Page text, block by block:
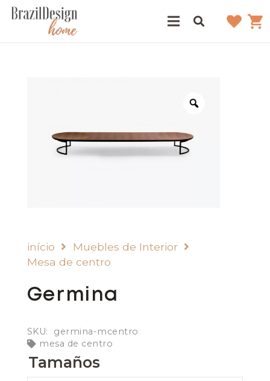
início
Muebles de Interior
Mesa de centro
Germina
SKU:
germina-mcentro
mesa de centro
Tamaños